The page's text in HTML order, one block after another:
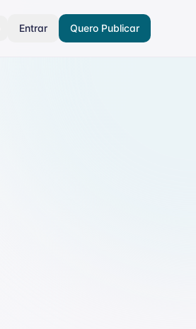
Entrar Quero Publicar